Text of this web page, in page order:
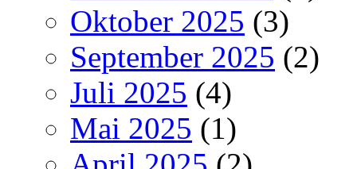
Oktober 2025 (3)
September 2025 (2)
Juli 2025 (4)
Mai 2025 (1)